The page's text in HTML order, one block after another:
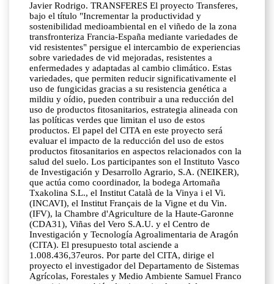
Javier Rodrigo. TRANSFERES El proyecto Transferes,
bajo el título "Incrementar la productividad y
sostenibilidad medioambiental en el viñedo de la zona
transfronteriza Francia-España mediante variedades de
vid resistentes" persigue el intercambio de experiencias
sobre variedades de vid mejoradas, resistentes a
enfermedades y adaptadas al cambio climático. Estas
variedades, que permiten reducir significativamente el
uso de fungicidas gracias a su resistencia genética a
mildiu y oídio, pueden contribuir a una reducción del
uso de productos fitosanitarios, estrategia alineada con
las políticas verdes que limitan el uso de estos
productos. El papel del CITA en este proyecto será
evaluar el impacto de la reducción del uso de estos
productos fitosanitarios en aspectos relacionados con la
salud del suelo. Los participantes son el Instituto Vasco
de Investigación y Desarrollo Agrario, S.A. (NEIKER),
que actúa como coordinador, la bodega Artomaña
Txakolina S.L., el Institut Català de la Vinya i el Vi.
(INCAVI), el Institut Français de la Vigne et du Vin.
(IFV), la Chambre d'Agriculture de la Haute-Garonne
(CDA31), Viñas del Vero S.A.U. y el Centro de
Investigación y Tecnología Agroalimentaria de Aragón
(CITA). El presupuesto total asciende a
1.008.436,37euros. Por parte del CITA, dirige el
proyecto el investigador del Departamento de Sistemas
Agrícolas, Forestales y Medio Ambiente Samuel Franco